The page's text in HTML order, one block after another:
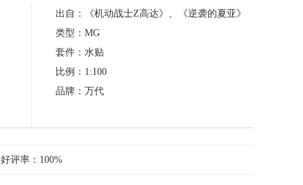
出自：《机动战士Z高达》、《逆袭的夏亚》
类型：MG
套件：水贴
比例：1:100
品牌：万代
好评率：100%